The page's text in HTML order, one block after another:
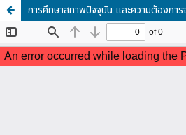
การศึกษาสภาพปัจจุบัน และความต้องกา